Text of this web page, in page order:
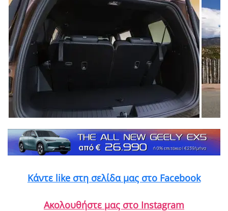
Κάντε like στη σελίδα μας στο Facebook
Ακολουθήστε μας στο Instagram